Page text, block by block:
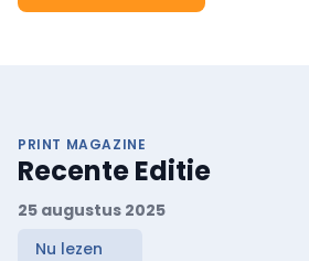
PRINT MAGAZINE
Recente Editie
25 augustus 2025
Nu lezen